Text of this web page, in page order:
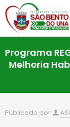
Programa
Melhoria
Publicado por